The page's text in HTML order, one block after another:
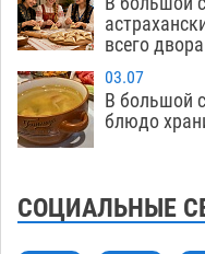
12:02
Астраханский
получить
10:51
Фаворитская
гандболисты
09:00
Лидеры
всего двора
03.07
В большой
блюдо
СОЦИАЛЬНЫЕ